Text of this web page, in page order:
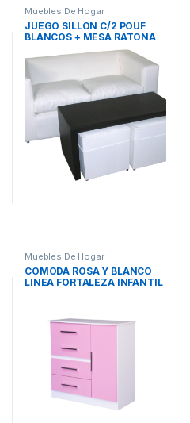
Muebles De Hogar
JUEGO SILLON C/2 POUF
BLANCOS + MESA RATONA
Muebles De Hogar
COMODA ROSA Y BLANCO
LINEA FORTALEZA INFANTIL